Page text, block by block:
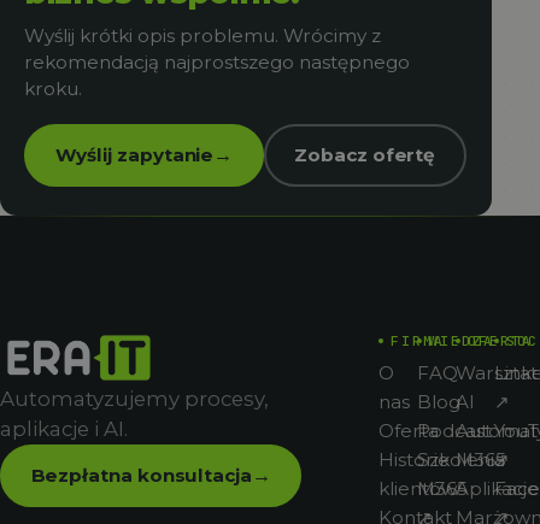
Wyślij krótki opis problemu. Wrócimy z
rekomendacją najprostszego następnego
kroku.
Wyślij zapytanie → Zobacz ofertę
Automatyzujemy procesy,
aplikacje i AI.
Bezpłatna konsultacja →
FIRMA
O
nas
Oferta
Historie
klientów
Kontakt
WIEDZA
FAQ
Blog
Podcast
Szkolenia
M365
↗
OFERTA
Warsztat
AI
M365
Aplikacje
↗
↗
↗